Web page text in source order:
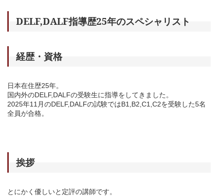
DELF,DALF指導歴25年のスペシャリスト
経歴・資格
日本在住歴25年。
国内外のDELF,DALFの受験生に指導をしてきました。
2025年11月のDELF,DALFの試験ではB1,B2,C1,C2を受験した5名
全員が合格。
挨拶
とにかく優しいと定評の講師です。